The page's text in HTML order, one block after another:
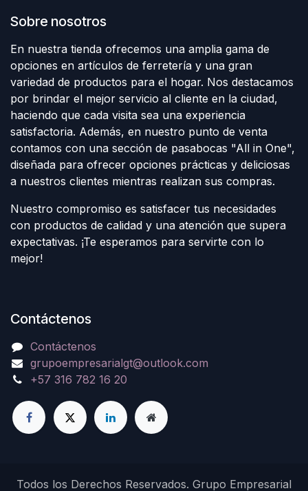
Sobre nosotros
En nuestra tienda ofrecemos una amplia gama de
opciones en artículos de ferretería y una gran
variedad de productos para el hogar. Nos destacamos
por brindar el mejor servicio al cliente en la ciudad,
haciendo que cada visita sea una experiencia
satisfactoria. Además, en nuestro punto de venta
contamos con una sección de pasabocas "All in One",
diseñada para ofrecer opciones prácticas y deliciosas
a nuestros clientes mientras realizan sus compras.
Nuestro compromiso es satisfacer tus necesidades
con productos de calidad y una atención que supera
expectativas. ¡Te esperamos para servirte con lo
mejor!
Contáctenos
Contáctenos
grupoempresarialgt@outlook.com
+57 316 782 16 20
Todos los Derechos Reservados. Grupo Empresarial